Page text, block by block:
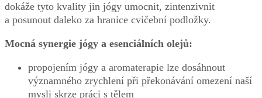
dokáže tyto kvality jin jógy umocnit, zintenzivnit
a posunout daleko za hranice cvičební podložky.
Mocná synergie jógy a esenciálních olejů:
propojením jógy a aromaterapie lze dosáhnout
významného zrychlení při překonávání omezení naší
mysli skrze práci s tělem